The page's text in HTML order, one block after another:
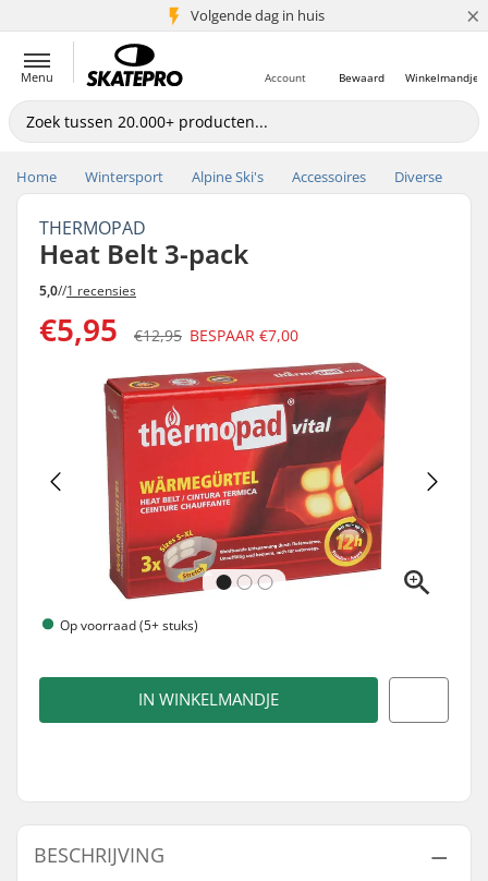
Volgende dag in huis
5+ mln. klanten ×
Menu Winkelmandje
Bewaard
Account
Home Wintersport Alpine Ski's Accessoires Diverse
THERMOPAD
Heat Belt 3-pack
5,0//1 recensies
€5,95 €12,95 BESPAAR €7,00
Op voorraad (5+ stuks)
IN WINKELMANDJE
BESCHRIJVING